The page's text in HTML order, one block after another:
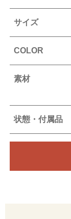
サイズ
COLOR
素材
状態・付属品